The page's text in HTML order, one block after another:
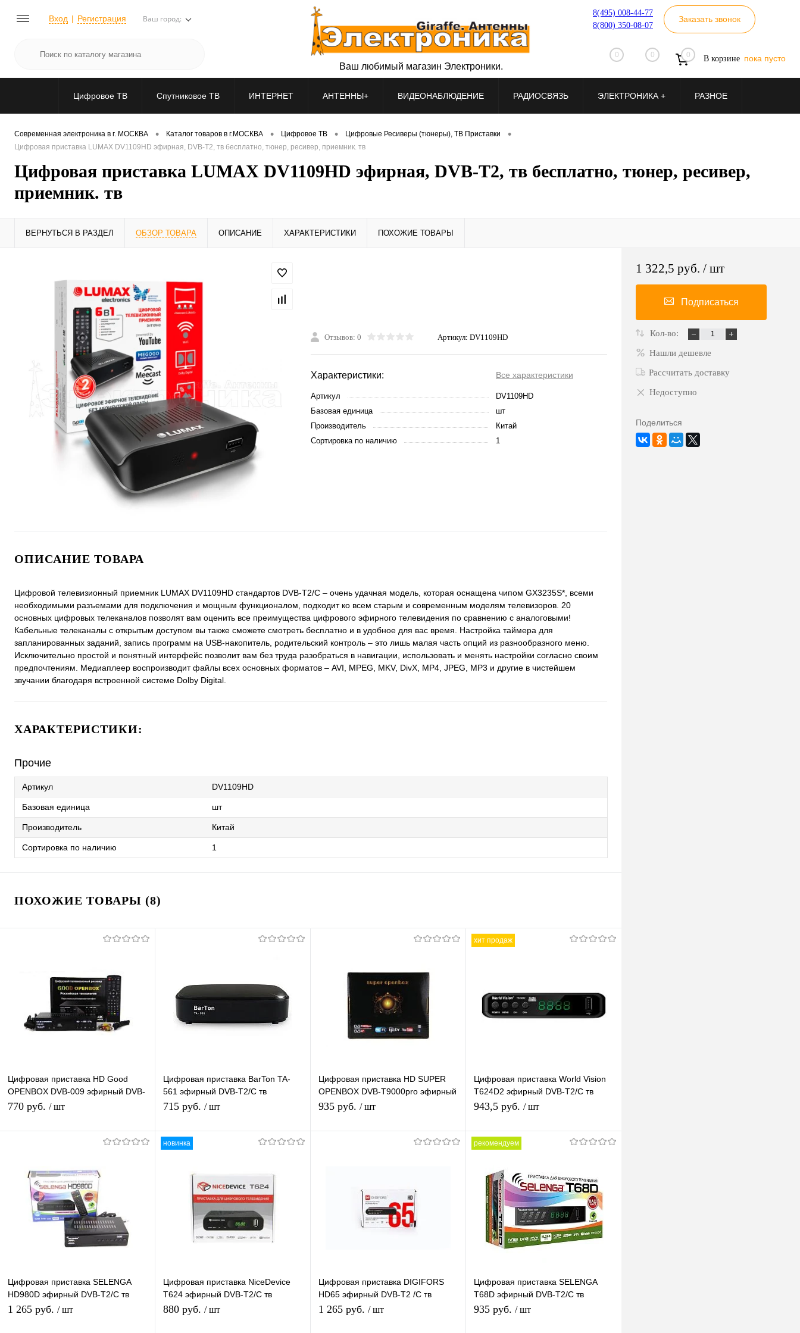
Вход Регистрация Ваш город:
8(495) 008-44-77
8(800) 350-08-07
Заказать звонок
0 0 0 В корзине пока пусто
Ваш любимый магазин Электроники.
Цифровое ТВ Спутниковое ТВ ИНТЕРНЕТ АНТЕННЫ+ ВИДЕОНАБЛЮДЕНИЕ РАДИОСВЯЗЬ ЭЛЕКТРОНИКА + РАЗНОЕ
Современная электроника в г. МОСКВА • Каталог товаров в г.МОСКВА • Цифровое ТВ • Цифровые Ресиверы (тюнеры), ТВ Приставки •
Цифровая приставка LUMAX DV1109HD эфирная, DVB-T2, тв бесплатно, тюнер, ресивер, приемник. тв
Цифровая приставка LUMAX DV1109HD эфирная, DVB-T2, тв бесплатно, тюнер, ресивер,
приемник. тв
ВЕРНУТЬСЯ В РАЗДЕЛ ОБЗОР ТОВАРА ОПИСАНИЕ ХАРАКТЕРИСТИКИ ПОХОЖИЕ ТОВАРЫ
Отзывов: 0 Артикул: DV1109HD
Характеристики: Все характеристики
Артикул
DV1109HD
Базовая единица
шт
Производитель
Китай
Сортировка по наличию
1
ОПИСАНИЕ ТОВАРА
Цифровой телевизионный приемник LUMAX DV1109HD стандартов DVB-T2/C – очень удачная модель, которая оснащена чипом GX3235S*, всеми
необходимыми разъемами для подключения и мощным функционалом, подходит ко всем старым и современным моделям телевизоров. 20
основных цифровых телеканалов позволят вам оценить все преимущества цифрового эфирного телевидения по сравнению с аналоговыми!
Кабельные телеканалы с открытым доступом вы также сможете смотреть бесплатно и в удобное для вас время. Настройка таймера для
запланированных заданий, запись программ на USB-накопитель, родительский контроль – это лишь малая часть опций из разнообразного меню.
Исключительно простой и понятный интерфейс позволит вам без труда разобраться в навигации, использовать и менять настройки согласно своим
предпочтениям. Медиаплеер воспроизводит файлы всех основных форматов – AVI, MPEG, MKV, DivX, MP4, JPEG, MP3 и другие в чистейшем
звучании благодаря встроенной системе Dolby Digital.
ХАРАКТЕРИСТИКИ:
Прочие
Артикул DV1109HD
Базовая единица шт
Производитель Китай
Сортировка по наличию 1
ПОХОЖИЕ ТОВАРЫ (8)
Цифровая приставка HD Good
OPENBOX DVB-009 эфирный DVB-
T2/C приставка бесплатное тв
770 руб. / шт
Купить в 1 клик К сравнению
В избранное Под заказ
Цифровая приставка BarTon TA-
561 эфирный DVB-T2/C тв
приставка ТВ без абонплаты TV-
715 руб. / шт
Купить в 1 клик
В избранное В наличии
Цифровая приставка HD SUPER
OPENBOX DVB-T9000pro эфирный
DVB-T2/C тв приставка, тв тюнер,
935 руб. / шт
В избранное В наличии
хит продаж
Цифровая приставка World Vision
T624D2 эфирный DVB-T2/C тв
ресивер бесплатное тв TV-тюнер
943,5 руб. / шт
Купить в 1 клик К сравнению
В избранное Под заказ
Цифровая приставка SELENGA
HD980D эфирный DVB-T2/C тв
ресивер, тюнер бесплатного IPTV,
1 265 руб. / шт
новинка
Цифровая приставка NiceDevice
T624 эфирный DVB-T2/C тв
приставка бесплатное тв тюнер
880 руб. / шт
Цифровая приставка DIGIFORS
HD65 эфирный DVB-T2 /C тв
ресивер бесплатное тв TV-тюнер
1 265 руб. / шт
рекомендуем
Цифровая приставка SELENGA
T68D эфирный DVB-T2/C тв
ресивер, тюнер бесплатного IPTV,
935 руб. / шт
1 322,5 руб. / шт
Подписаться
Кол-во:
Нашли дешевле
Рассчитать доставку
Недоступно
Поделиться